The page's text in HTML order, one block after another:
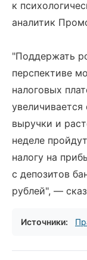
к
аналитик
"Поддержать
перспективе
налоговых
выручки и
неделе
налогу на
с депозитов
рублей", —
Источники: